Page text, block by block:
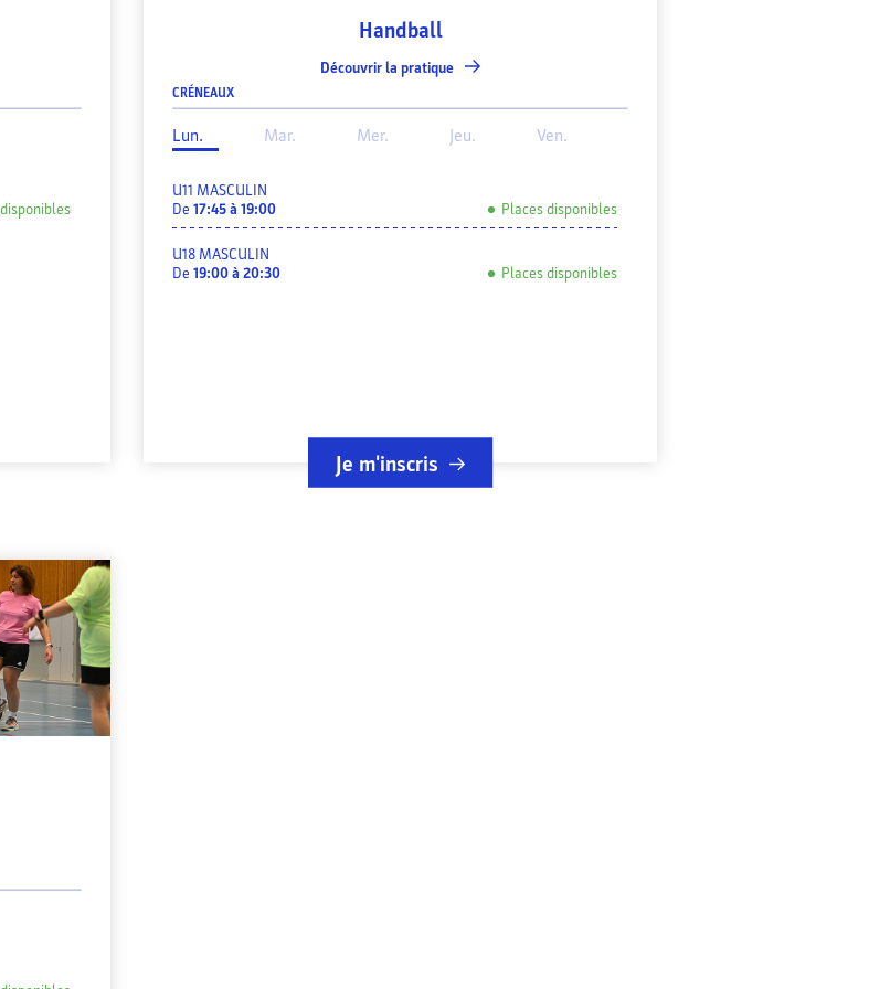
Handball
Découvrir la pratique
CRÉNEAUX
Lun. Mar. Mer. Jeu. Ven.
U11 MASCULIN
De 17:45à 19:00 Places disponibles
U18 MASCULIN
De 19:00à 20:30 Places disponibles
Je m'inscris